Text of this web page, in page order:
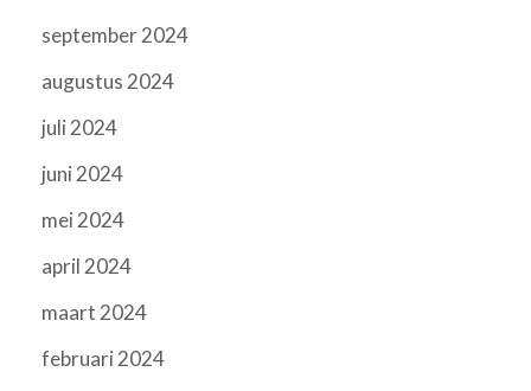
september 2024
augustus 2024
juli 2024
juni 2024
mei 2024
april 2024
maart 2024
februari 2024